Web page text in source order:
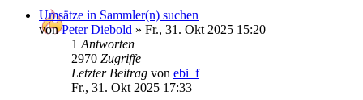
Umsätze in Sammler(n) suchen
vonPeter Diebold » Fr., 31. Okt 2025 15:20
1 Antworten
2970 Zugriffe
Letzter Beitrag von ebi_f
Fr., 31. Okt 2025 17:33